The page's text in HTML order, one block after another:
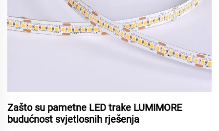
Zašto su pametne LED trake LUMIMORE
budućnost svjetlosnih rješenja